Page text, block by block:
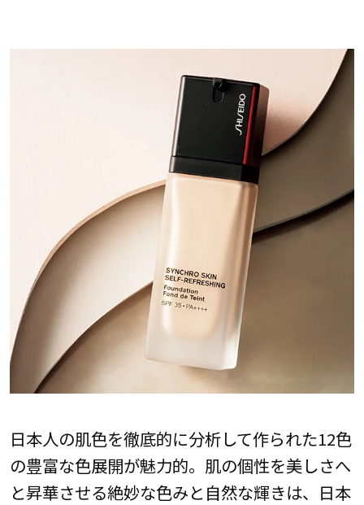
日本人の肌色を徹底的に分析して作られた12色
の豊富な色展開が魅力的。肌の個性を美しさへ
と昇華させる絶妙な色みと自然な輝きは、日本